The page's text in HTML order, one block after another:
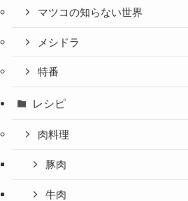
マツコの知らない世界
メシドラ
特番
レシピ
肉料理
豚肉
牛肉